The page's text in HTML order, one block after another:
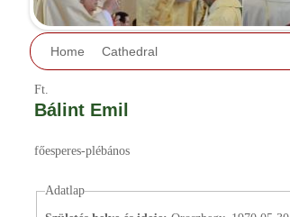
Home Cathedral
Ft.
Bálint Emil
főesperes-plébános
Adatlap